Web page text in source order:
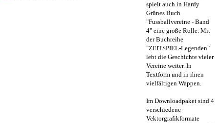
spielt auch in Hardy
Grünes Buch
"Fussballvereine - Band
4" eine große Rolle. Mit
der Buchreihe
"ZEITSPIEL-Legenden"
lebt die Geschichte vieler
Vereine weiter. In
Textform und in ihren
vielfältigen Wappen.
Im Downloadpaket sind 4
verschiedene
Vektorgrafikformate